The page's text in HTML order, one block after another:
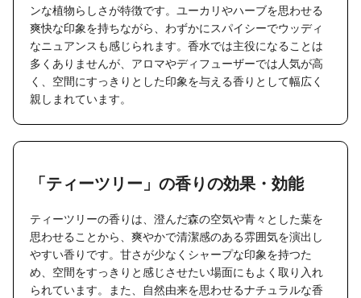
ンな植物らしさが特徴です。ユーカリやハーブを思わせる
爽快な印象を持ちながら、わずかにスパイシーでウッディ
なニュアンスも感じられます。香水では主役になることは
多くありませんが、アロマやディフューザーでは人気が高
く、空間にすっきりとした印象を与える香りとして幅広く
親しまれています。
「ティーツリー」の香りの効果・効能
ティーツリーの香りは、澄んだ森の空気や青々とした葉を
思わせることから、爽やかで清潔感のある雰囲気を演出し
やすい香りです。甘さが少なくシャープな印象を持つた
め、空間をすっきりと感じさせたい場面にもよく取り入れ
られています。また、自然由来を思わせるナチュラルな香